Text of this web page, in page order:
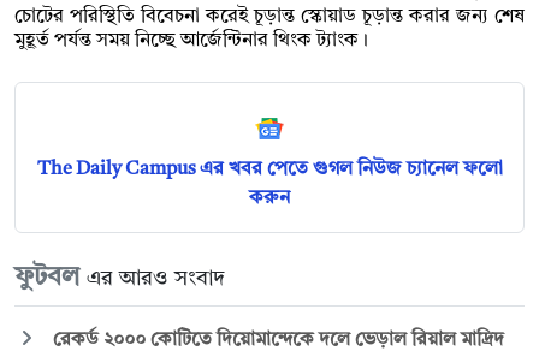
চোটের পরিস্থিতি বিবেচনা করেই চূড়ান্ত স্কোয়াড চূড়ান্ত করার জন্য শেষ
মুহূর্ত পর্যন্ত সময় নিচ্ছে আর্জেন্টিনার থিংক ট্যাংক।
The Daily Campus এর খবর পেতে গুগল নিউজ চ্যানেল ফলো
করুন
ফুটবল এর আরও সংবাদ
রেকর্ড ২০০০ কোটিতে দিয়োমান্দেকে দলে ভেড়াল রিয়াল মাদ্রিদ